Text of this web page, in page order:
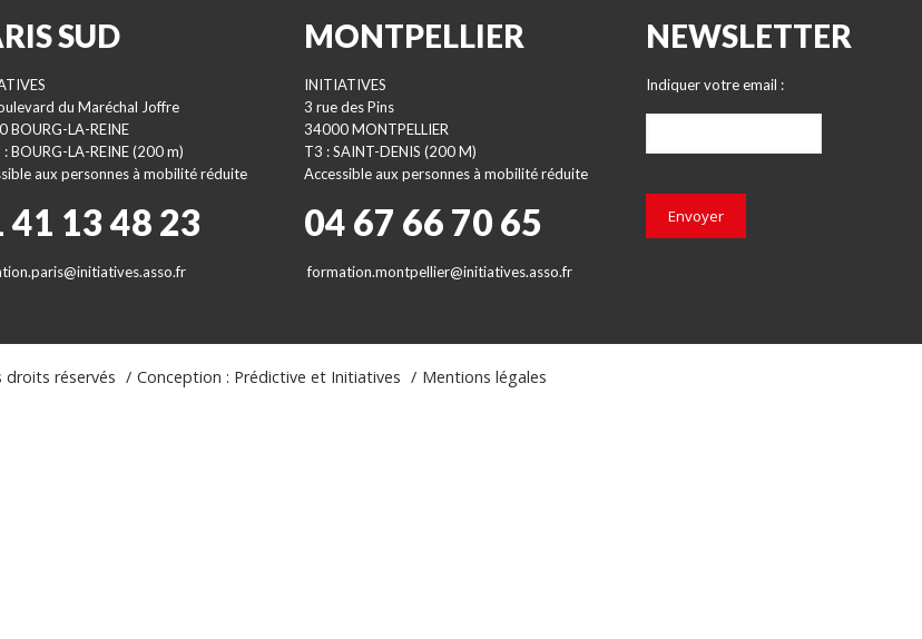
SUD
du Maréchal Joffre
BOURG-LA-REINE
: BOURG-LA-REINE (200 m)
aux personnes à mobilité réduite
41 13 48 23
MONTPELLIER
INITIATIVES
3 rue des Pins
34000 MONTPELLIER
T3 : SAINT-DENIS (200 M)
Accessible aux personnes à mobilité réduite
04 67 66 70 65
formation.montpellier@initiatives.asso.fr
NEWSLETTER
Indiquer votre email :
Envoyer
droits réservés Conception : Prédictive et Initiatives Mentions légales